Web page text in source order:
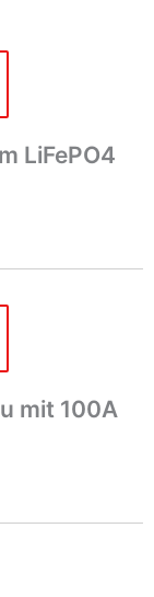
LiFePO4
mit 100A